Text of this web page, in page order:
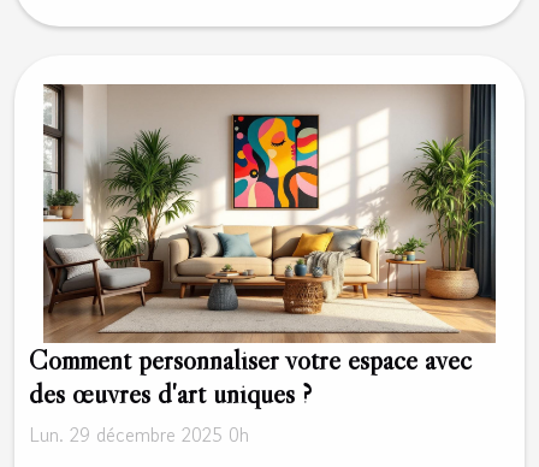
Comment personnaliser votre espace avec
des œuvres d'art uniques ?
Lun. 29 décembre 2025 0h